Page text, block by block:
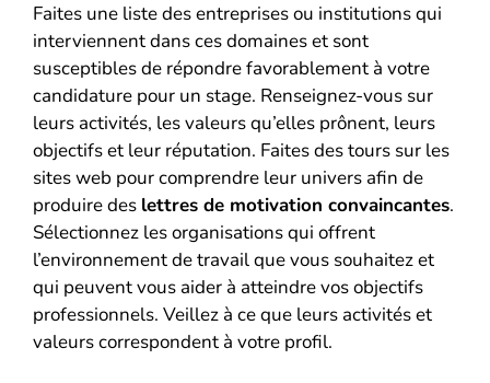
Faites une liste des entreprises ou institutions qui
interviennent dans ces domaines et sont
susceptibles de répondre favorablement à votre
candidature pour un stage. Renseignez-vous sur
leurs activités, les valeurs qu’elles prônent, leurs
objectifs et leur réputation. Faites des tours sur les
sites web pour comprendre leur univers afin de
produire des lettres de motivation convaincantes.
Sélectionnez les organisations qui offrent
l’environnement de travail que vous souhaitez et
qui peuvent vous aider à atteindre vos objectifs
professionnels. Veillez à ce que leurs activités et
valeurs correspondent à votre profil.